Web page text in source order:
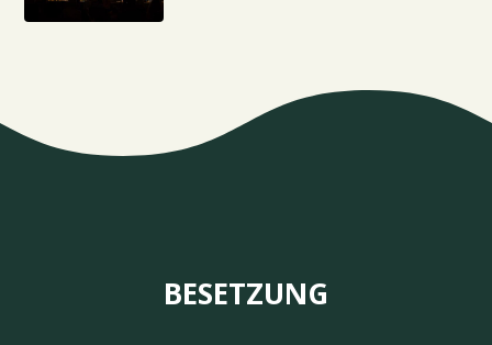
BESETZUNG